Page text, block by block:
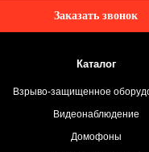
Заказать звонок
Каталог
Взрыво-защищенное
Видеонаблюдение
Домофоны